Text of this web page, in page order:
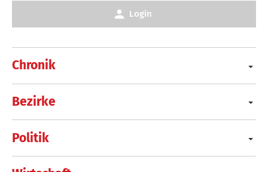
Chronik
Bezirke
Politik
Login